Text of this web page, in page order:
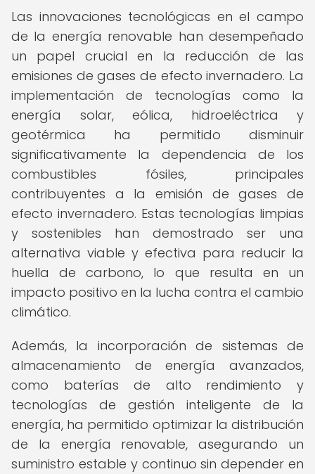
Las innovaciones tecnológicas en el campo
de la energía renovable han desempeñado
un papel crucial en la reducción de las
emisiones de gases de efecto invernadero. La
implementación de tecnologías como la
energía solar, eólica, hidroeléctrica y
geotérmica ha permitido disminuir
significativamente la dependencia de los
combustibles fósiles, principales
contribuyentes a la emisión de gases de
efecto invernadero. Estas tecnologías limpias
y sostenibles han demostrado ser una
alternativa viable y efectiva para reducir la
huella de carbono, lo que resulta en un
impacto positivo en la lucha contra el cambio
climático.
Además, la incorporación de sistemas de
almacenamiento de energía avanzados,
como baterías de alto rendimiento y
tecnologías de gestión inteligente de la
energía, ha permitido optimizar la distribución
de la energía renovable, asegurando un
suministro estable y continuo sin depender en